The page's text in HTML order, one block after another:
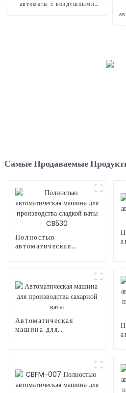
автоматы с воздушными
Самые Продаваемые
Полностью
автоматическая
Автоматическая
машина для